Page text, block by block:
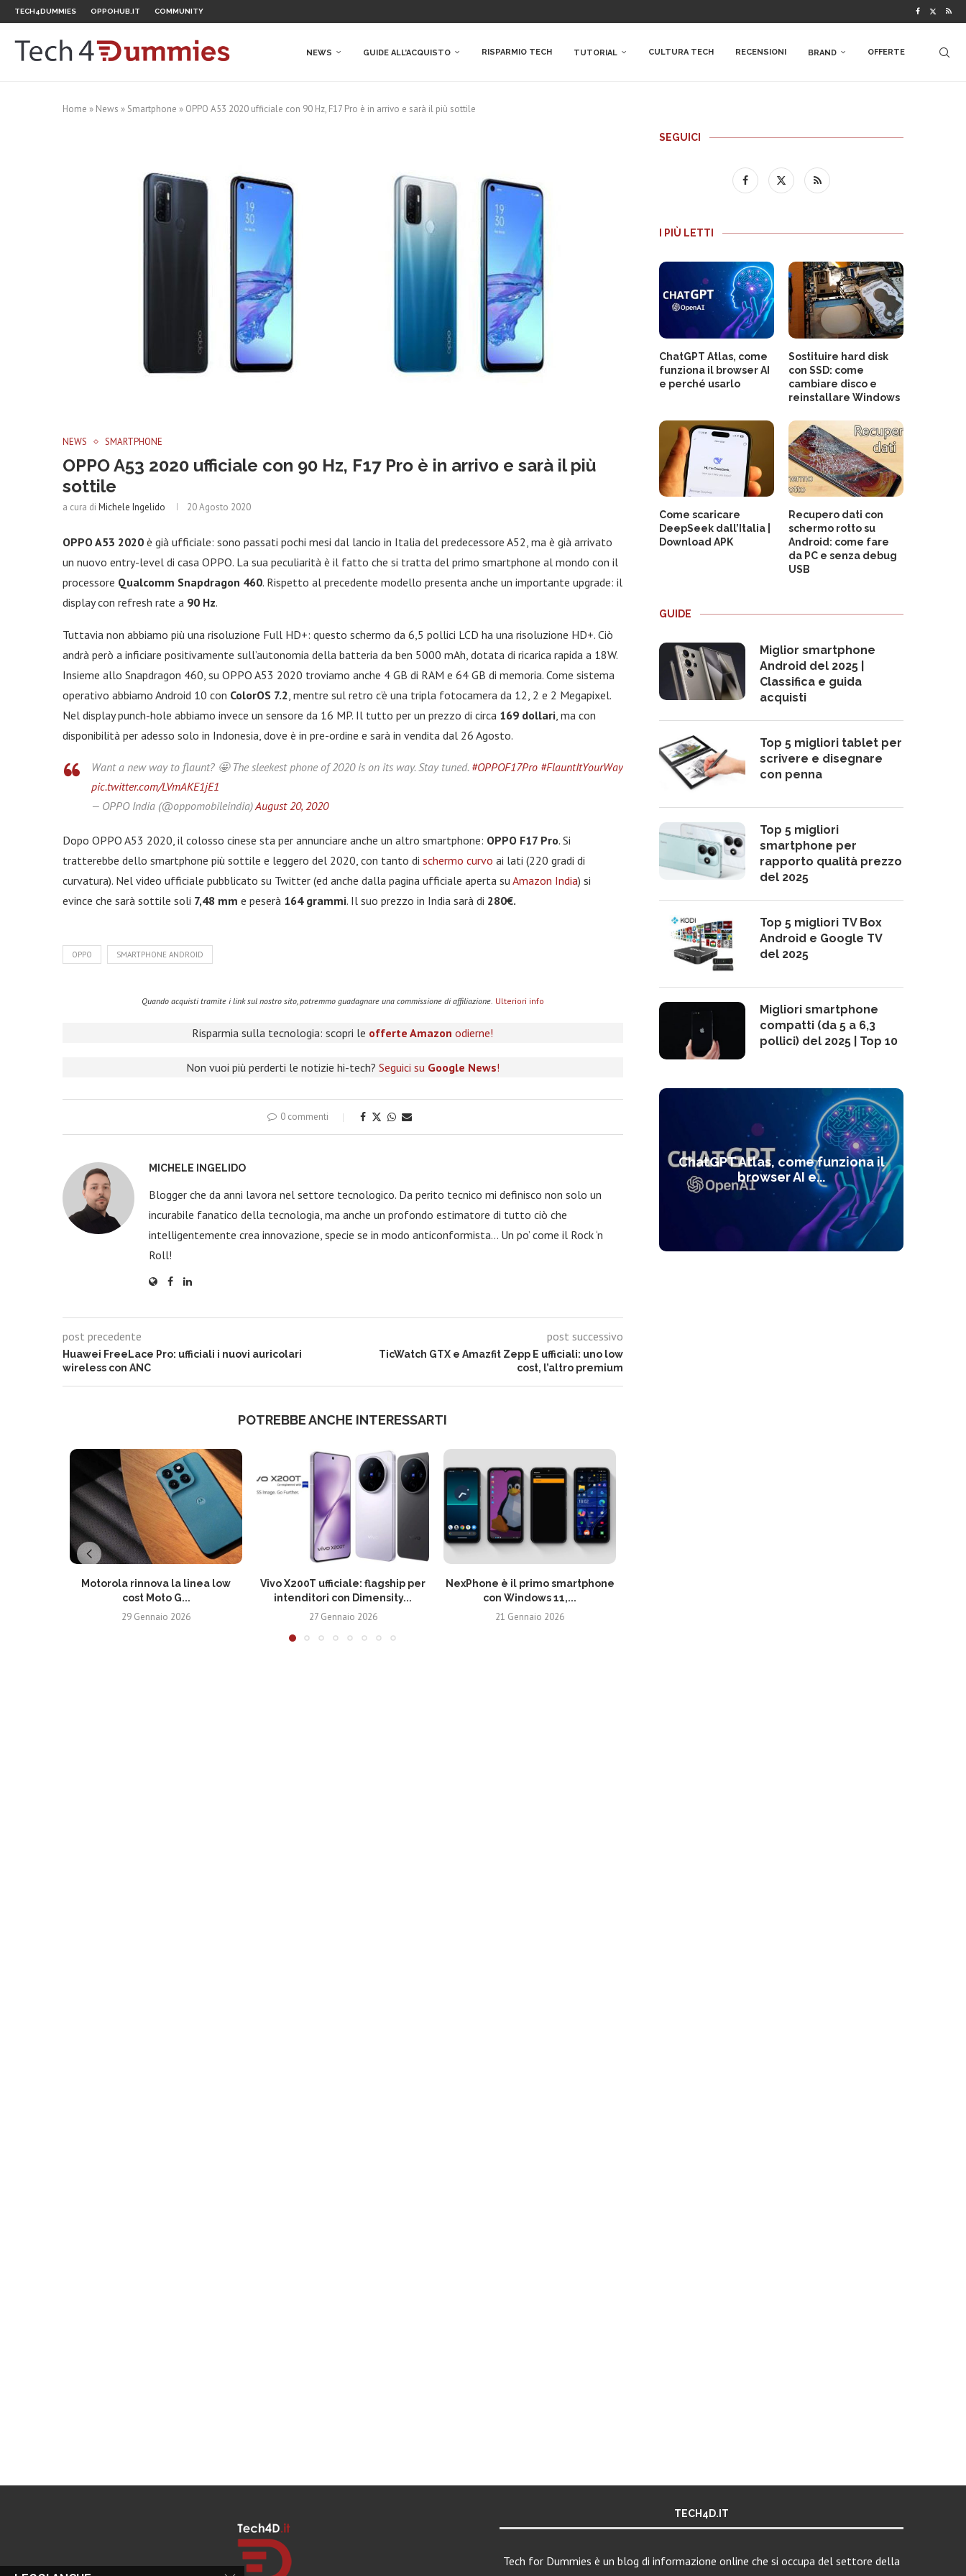
TECH4DUMMIES OPPOHUB.IT COMMUNITY
NEWS GUIDE ALL’ACQUISTO RISPARMIO TECH TUTORIAL CULTURA TECH RECENSIONI BRAND OFFERTE
Home » News » Smartphone » OPPO A53 2020 ufficiale con 90 Hz, F17 Pro è in arrivo e sarà il più sottile
NEWS SMARTPHONE
OPPO A53 2020 ufficiale con 90 Hz, F17 Pro è in arrivo e sarà il più
sottile
a cura di Michele Ingelido 20 Agosto 2020
OPPO A53 2020 è già ufficiale: sono passati pochi mesi dal lancio in Italia del predecessore A52, ma è già arrivato
un nuovo entry-level di casa OPPO. La sua peculiarità è il fatto che si tratta del primo smartphone al mondo con il
processore Qualcomm Snapdragon 460. Rispetto al precedente modello presenta anche un importante upgrade: il
display con refresh rate a 90 Hz.
Tuttavia non abbiamo più una risoluzione Full HD+: questo schermo da 6,5 pollici LCD ha una risoluzione HD+. Ciò
andrà però a inficiare positivamente sull’autonomia della batteria da ben 5000 mAh, dotata di ricarica rapida a 18W.
Insieme allo Snapdragon 460, su OPPO A53 2020 troviamo anche 4 GB di RAM e 64 GB di memoria. Come sistema
operativo abbiamo Android 10 con ColorOS 7.2, mentre sul retro c’è una tripla fotocamera da 12, 2 e 2 Megapixel.
Nel display punch-hole abbiamo invece un sensore da 16 MP. Il tutto per un prezzo di circa 169 dollari, ma con
disponibilità per adesso solo in Indonesia, dove è in pre-ordine e sarà in vendita dal 26 Agosto.
Want a new way to flaunt? 🤩 The sleekest phone of 2020 is on its way. Stay tuned. #OPPOF17Pro #FlauntItYourWay
pic.twitter.com/LVmAKE1jE1
— OPPO India (@oppomobileindia)August 20, 2020
Dopo OPPO A53 2020, il colosso cinese sta per annunciare anche un altro smartphone: OPPO F17 Pro. Si
tratterebbe dello smartphone più sottile e leggero del 2020, con tanto di schermo curvo ai lati (220 gradi di
curvatura). Nel video ufficiale pubblicato su Twitter (ed anche dalla pagina ufficiale aperta suAmazon India) si
evince che sarà sottile soli 7,48 mm e peserà 164 grammi. Il suo prezzo in India sarà di 280€.
OPPO SMARTPHONE ANDROID
Quando acquisti tramite i link sul nostro sito, potremmo guadagnare una commissione di affiliazione. Ulteriori info
Risparmia sulla tecnologia: scopri le offerte Amazon odierne!
Non vuoi più perderti le notizie hi-tech? Seguici su Google News!
0 commenti
MICHELE INGELIDO
Blogger che da anni lavora nel settore tecnologico. Da perito tecnico mi definisco non solo un
incurabile fanatico della tecnologia, ma anche un profondo estimatore di tutto ciò che
intelligentemente crea innovazione, specie se in modo anticonformista… Un po’ come il Rock ‘n
Roll!
post precedente
Huawei FreeLace Pro: ufficiali i nuovi auricolari
wireless con ANC
post successivo
TicWatch GTX e Amazfit Zepp E ufficiali: uno low
cost, l’altro premium
POTREBBE ANCHE INTERESSARTI
Motorola rinnova la linea low
cost Moto G...
29 Gennaio 2026
Vivo X200T ufficiale: flagship per
intenditori con Dimensity...
27 Gennaio 2026
NexPhone è il primo smartphone
con Windows 11,...
21 Gennaio 2026
SEGUICI
I PIÙ LETTI
ChatGPT Atlas, come
funziona il browser AI
e perché usarlo
Sostituire hard disk
con SSD: come
cambiare disco e
reinstallare Windows
Come scaricare
DeepSeek dall’Italia |
Download APK
Recupero dati con
schermo rotto su
Android: come fare
da PC e senza debug
USB
GUIDE
Miglior smartphone
Android del 2025 |
Classifica e guida
acquisti
Top 5 migliori tablet per
scrivere e disegnare
con penna
Top 5 migliori
smartphone per
rapporto qualità prezzo
del 2025
Top 5 migliori TV Box
Android e Google TV
del 2025
Migliori smartphone
compatti (da 5 a 6,3
pollici) del 2025 | Top 10
ChatGPT Atlas, come funziona il
browser AI e...
TECH4D.IT
Tech for Dummies è un blog di informazione online che si occupa del settore della